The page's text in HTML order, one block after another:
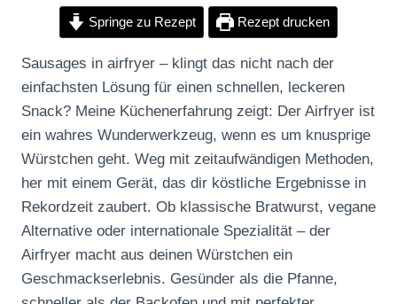
Springe zu Rezept Rezept drucken
Sausages in airfryer – klingt das nicht nach der
einfachsten Lösung für einen schnellen, leckeren
Snack? Meine Küchenerfahrung zeigt: Der Airfryer ist
ein wahres Wunderwerkzeug, wenn es um knusprige
Würstchen geht. Weg mit zeitaufwändigen Methoden,
her mit einem Gerät, das dir köstliche Ergebnisse in
Rekordzeit zaubert. Ob klassische Bratwurst, vegane
Alternative oder internationale Spezialität – der
Airfryer macht aus deinen Würstchen ein
Geschmackserlebnis. Gesünder als die Pfanne,